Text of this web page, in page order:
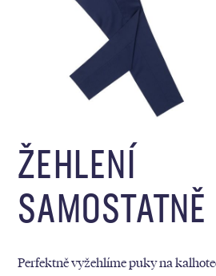
ŽEHLENÍ
SAMOSTATNĚ
Perfektně vyžehlíme puky na